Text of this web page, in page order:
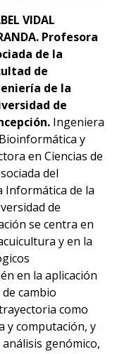
VIDAL
Profesora
de la
de
de la
de
Ingeniera
y
en Ciencias de
del
Informática de la
de
se centra en
y en la
en la aplicación
cambio
como
y computación, y
genómico,